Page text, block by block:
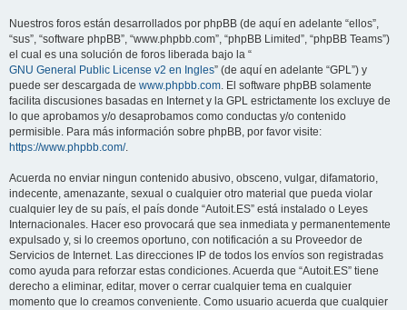
Nuestros foros están desarrollados por phpBB (de aquí en adelante “ellos”,
“sus”, “software phpBB”, “www.phpbb.com”, “phpBB Limited”, “phpBB Teams”)
el cual es una solución de foros liberada bajo la “
GNU General Public License v2 en Ingles” (de aquí en adelante “GPL”) y
puede ser descargada de www.phpbb.com. El software phpBB solamente
facilita discusiones basadas en Internet y la GPL estrictamente los excluye de
lo que aprobamos y/o desaprobamos como conductas y/o contenido
permisible. Para más información sobre phpBB, por favor visite:
https://www.phpbb.com/.
Acuerda no enviar ningun contenido abusivo, obsceno, vulgar, difamatorio,
indecente, amenazante, sexual o cualquier otro material que pueda violar
cualquier ley de su país, el país donde “Autoit.ES” está instalado o Leyes
Internacionales. Hacer eso provocará que sea inmediata y permanentemente
expulsado y, si lo creemos oportuno, con notificación a su Proveedor de
Servicios de Internet. Las direcciones IP de todos los envíos son registradas
como ayuda para reforzar estas condiciones. Acuerda que “Autoit.ES” tiene
derecho a eliminar, editar, mover o cerrar cualquier tema en cualquier
momento que lo creamos conveniente. Como usuario acuerda que cualquier